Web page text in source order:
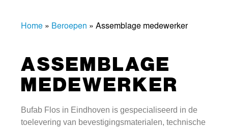
Home » Beroepen »Assemblage medewerker
ASSEMBLAGE
MEDEWERKER
Bufab Flos in Eindhoven is gespecialiseerd in de
toelevering van bevestigingsmaterialen, technische